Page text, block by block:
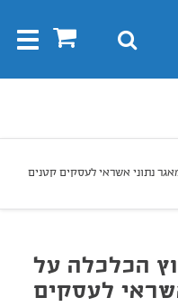
0 חיפוש
נתוני אשראי לעסקים קטנים
הכלכלה על
לעסקים